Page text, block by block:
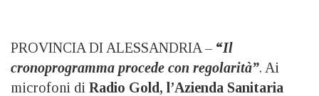
PROVINCIA DI ALESSANDRIA – “Il
cronoprogramma procede con regolarità”. Ai
microfoni di Radio Gold, l’Azienda Sanitaria